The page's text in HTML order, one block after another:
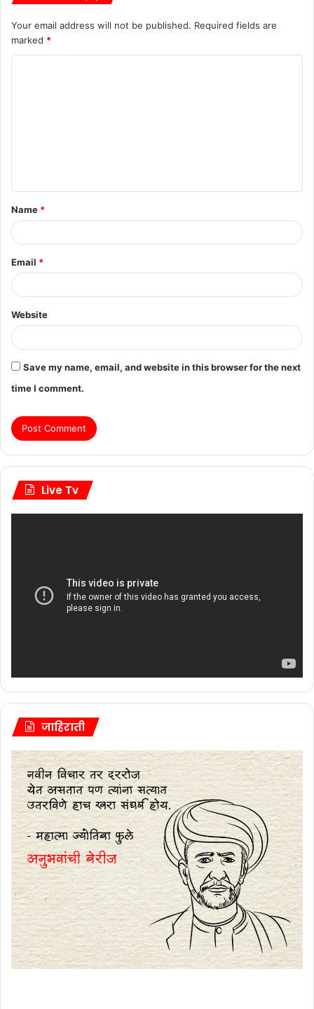
Your email address will not be published. Required fields are
marked *
Name *
Email *
Website
Save my name, email, and website in this browser for the next
time I comment.
Live Tv
जाहिराती